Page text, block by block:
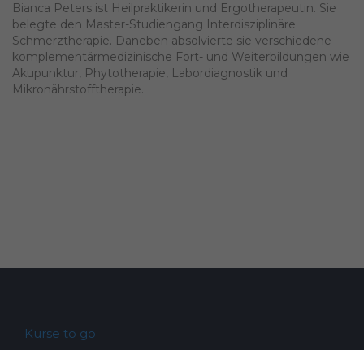
Bianca Peters ist Heilpraktikerin und Ergotherapeutin. Sie
belegte den Master-Studiengang Interdisziplinäre
Schmerztherapie. Daneben absolvierte sie verschiedene
komplementärmedizinische Fort- und Weiterbildungen wie
Akupunktur, Phytotherapie, Labordiagnostik und
Mikronährstofftherapie.
Kurse to go